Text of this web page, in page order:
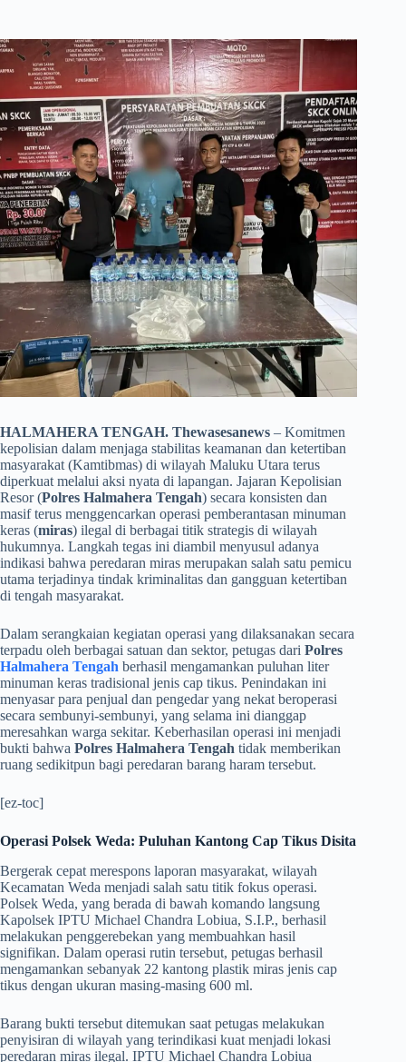
HALMAHERA TENGAH. Thewasesanews – Komitmen
kepolisian dalam menjaga stabilitas keamanan dan ketertiban
masyarakat (Kamtibmas) di wilayah Maluku Utara terus
diperkuat melalui aksi nyata di lapangan. Jajaran Kepolisian
Resor (Polres Halmahera Tengah) secara konsisten dan
masif terus menggencarkan operasi pemberantasan minuman
keras (miras) ilegal di berbagai titik strategis di wilayah
hukumnya. Langkah tegas ini diambil menyusul adanya
indikasi bahwa peredaran miras merupakan salah satu pemicu
utama terjadinya tindak kriminalitas dan gangguan ketertiban
di tengah masyarakat.
​Dalam serangkaian kegiatan operasi yang dilaksanakan secara
terpadu oleh berbagai satuan dan sektor, petugas dari Polres
Halmahera Tengah berhasil mengamankan puluhan liter
minuman keras tradisional jenis cap tikus. Penindakan ini
menyasar para penjual dan pengedar yang nekat beroperasi
secara sembunyi-sembunyi, yang selama ini dianggap
meresahkan warga sekitar. Keberhasilan operasi ini menjadi
bukti bahwa Polres Halmahera Tengah tidak memberikan
ruang sedikitpun bagi peredaran barang haram tersebut.
[ez-toc]
Operasi Polsek Weda: Puluhan Kantong Cap Tikus Disita
​Bergerak cepat merespons laporan masyarakat, wilayah
Kecamatan Weda menjadi salah satu titik fokus operasi.
Polsek Weda, yang berada di bawah komando langsung
Kapolsek IPTU Michael Chandra Lobiua, S.I.P., berhasil
melakukan penggerebekan yang membuahkan hasil
signifikan. Dalam operasi rutin tersebut, petugas berhasil
mengamankan sebanyak 22 kantong plastik miras jenis cap
tikus dengan ukuran masing-masing 600 ml.
​Barang bukti tersebut ditemukan saat petugas melakukan
penyisiran di wilayah yang terindikasi kuat menjadi lokasi
peredaran miras ilegal. IPTU Michael Chandra Lobiua